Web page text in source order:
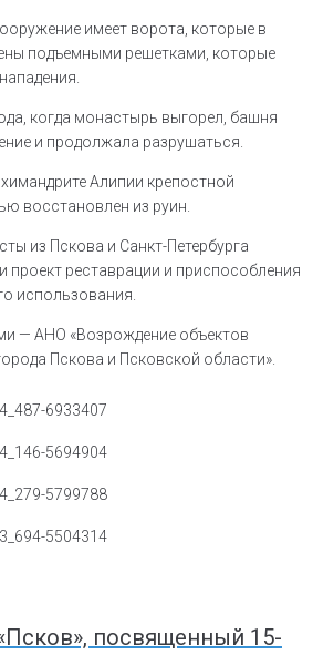
имеет ворота, которые в
подъемными решетками, которые
когда монастырь выгорел, башня
и продолжала разрушаться.
Алипии крепостной
восстановлен из руин.
из Пскова и Санкт-Петербурга
проект реставрации и приспособления
использования.
— АНО «Возрождение объектов
Пскова и Псковской области».
посвященный 15-